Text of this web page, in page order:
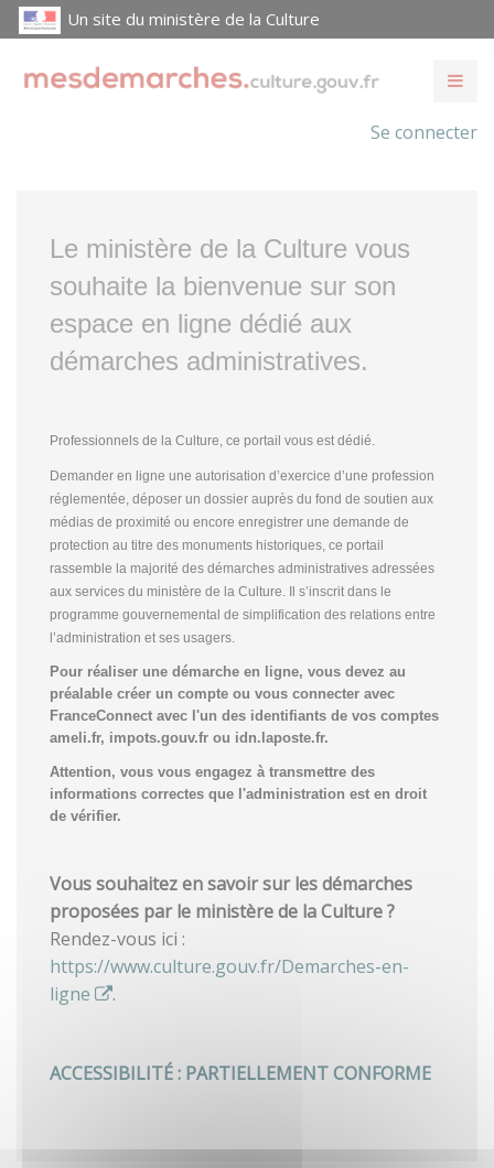
Un site du ministère de la Culture
Se connecter
Le ministère de la Culture vous
souhaite la bienvenue sur son
espace en ligne dédié aux
démarches administratives.
Professionnels de la Culture, ce portail vous est dédié.
Demander en ligne une autorisation d’exercice d’une profession
réglementée, déposer un dossier auprès du fond de soutien aux
médias de proximité ou encore enregistrer une demande de
protection au titre des monuments historiques, ce portail
rassemble la majorité des démarches administratives adressées
aux services du ministère de la Culture. Il s’inscrit dans le
programme gouvernemental de simplification des relations entre
l’administration et ses usagers.
Pour réaliser une démarche en ligne, vous devez au
préalable créer un compte ou vous connecter avec
FranceConnect avec l'un des identifiants de vos comptes
ameli.fr, impots.gouv.fr ou idn.laposte.fr.
Attention, vous vous engagez à transmettre des
informations correctes que l'administration est en droit
de vérifier.
Vous souhaitez en savoir sur les démarches
proposées par le ministère de la Culture ?
Rendez-vous ici :
https://www.culture.gouv.fr/Demarches-en-
ligne
.
ACCESSIBILITÉ : PARTIELLEMENT CONFORME